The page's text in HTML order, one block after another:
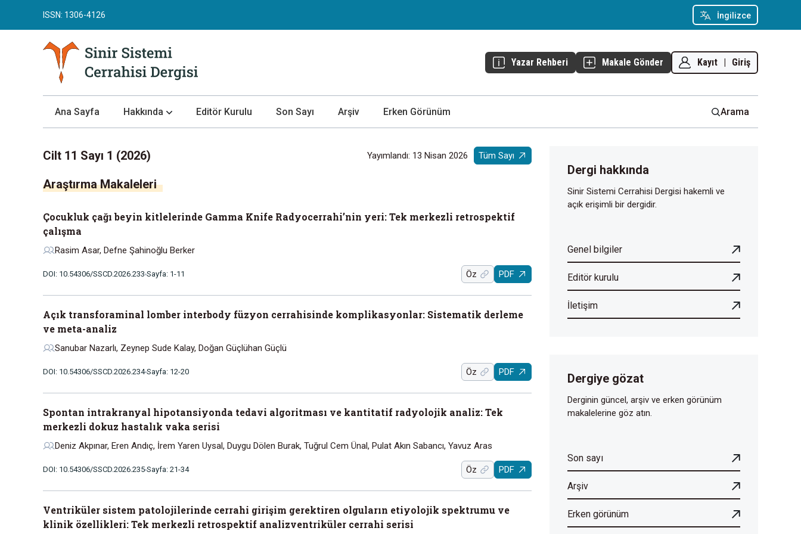
İngilizce
ISSN: 1306-4126
Yazar Rehberi Makale Gönder Kayıt | Giriş
Ana Sayfa Hakkında
Yazar Rehberi
Değerlendirme Süreci
Makale Gönder
Gizlilik Bildirimi
Editör Kurulu Son Sayı Arşiv Erken Görünüm Arama
Cilt 11 Sayı 1 (2026) Yayımlandı: 13 Nisan 2026 Tüm Sayı
Araştırma Makaleleri
Çocukluk çağı beyin kitlelerinde Gamma Knife Radyocerrahi’nin yeri: Tek merkezli retrospektif
çalışma
Rasim Asar, Defne Şahinoğlu Berker
DOI: 10.54306/SSCD.2026.233 Sayfa: 1-11 Öz PDF
Açık transforaminal lomber interbody füzyon cerrahisinde komplikasyonlar: Sistematik derleme
ve meta-analiz
Sanubar Nazarlı, Zeynep Sude Kalay, Doğan Güçlühan Güçlü
DOI: 10.54306/SSCD.2026.234 Sayfa: 12-20 Öz PDF
Spontan intrakranyal hipotansiyonda tedavi algoritması ve kantitatif radyolojik analiz: Tek
merkezli dokuz hastalık vaka serisi
Deniz Akpınar, Eren Andıç, İrem Yaren Uysal, Duygu Dölen Burak, Tuğrul Cem Ünal, Pulat Akın Sabancı, Yavuz Aras
DOI: 10.54306/SSCD.2026.235 Sayfa: 21-34 Öz PDF
Ventriküler sistem patolojilerinde cerrahi girişim gerektiren olguların etiyolojik spektrumu ve
klinik özellikleri: Tek merkezli retrospektif analizventriküler cerrahi serisi
Dergi hakkında
Sinir Sistemi Cerrahisi Dergisi hakemli ve
açık erişimli bir dergidir.
Genel bilgiler
Editör kurulu
İletişim
Dergiye gözat
Derginin güncel, arşiv ve erken görünüm
makalelerine göz atın.
Son sayı
Arşiv
Erken görünüm